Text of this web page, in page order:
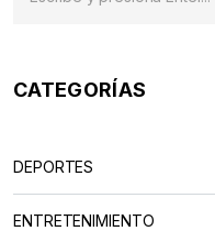
CATEGORÍAS
DEPORTES
ENTRETENIMIENTO